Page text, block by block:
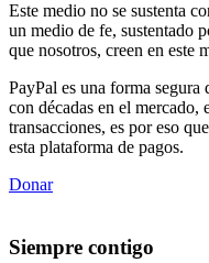
Este medio no se sustenta
un medio de fe, sustentado
que nosotros, creen en este
PayPal es una forma segura
con décadas en el mercado,
transacciones, es por eso
esta plataforma de pagos.
Donar
Siempre contigo